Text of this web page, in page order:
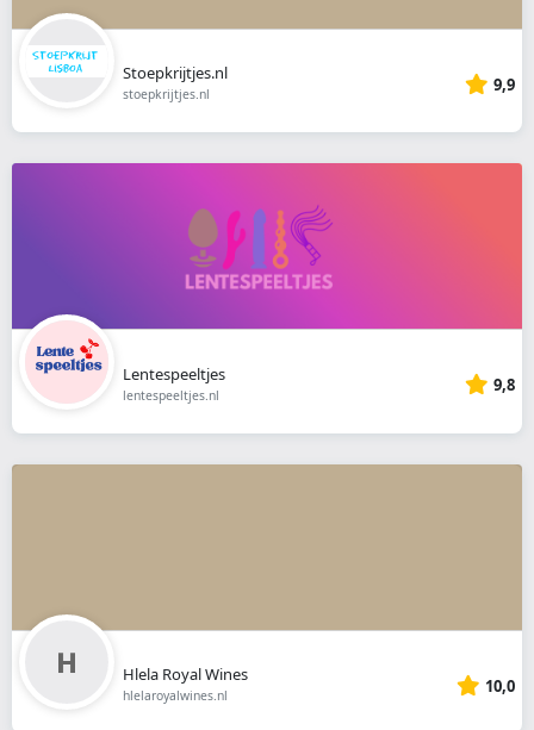
Stoepkrijtjes.nl
stoepkrijtjes.nl 9,9
Lentespeeltjes
lentespeeltjes.nl 9,8
Hlela Royal Wines
hlelaroyalwines.nl 10,0